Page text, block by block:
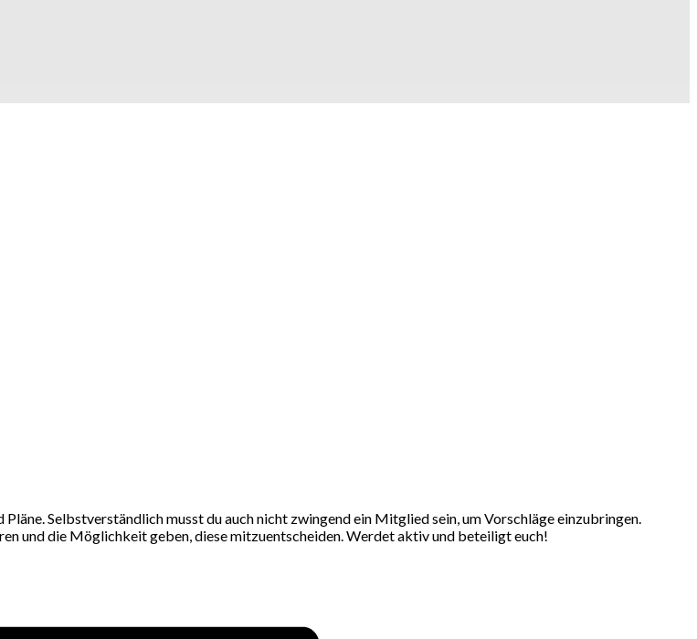
Selbstverständlich musst du auch nicht zwingend ein Mitglied sein, um Vorschläge einzubringen.
und die Möglichkeit geben, diese mitzuentscheiden. Werdet aktiv und beteiligt euch!